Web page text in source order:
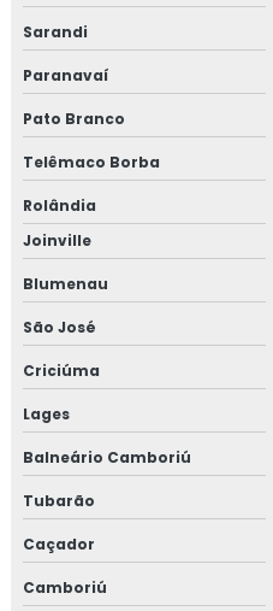
Sarandi
Paranavaí
Pato Branco
Telêmaco Borba
Rolândia
Joinville
Blumenau
São José
Criciúma
Lages
Balneário Camboriú
Tubarão
Caçador
Camboriú